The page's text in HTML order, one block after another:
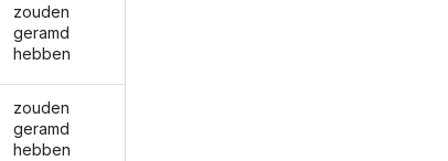
zouden
geramd
hebben
zouden
geramd
hebben